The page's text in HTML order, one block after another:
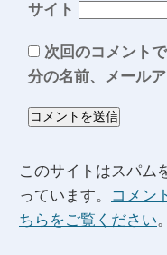
サイト
次回のコメント
分の名前、メール
このサイトはスパム
っています。
コメン
ちらをご覧ください。